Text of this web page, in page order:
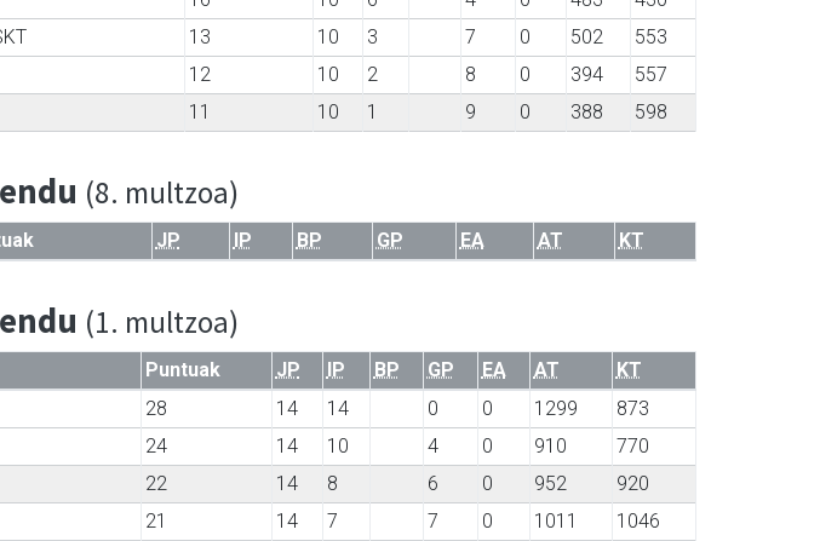
13 10 3 7 0 502
553
12 10 2 8 0 394
557
11 10 1 9 0 388 598
(8. multzoa)
JP IP BP GP EA AT KT
(1. multzoa)
Puntuak JP IP BP GP EA AT
KT
28 14 14 0 0 1299
873
24 14 10 4 0 910
770
22 14 8 6 0 952
920
21 14 7 7 0 1011
1046